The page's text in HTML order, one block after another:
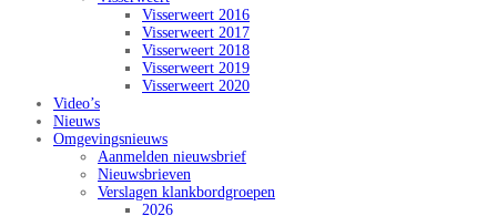
Visserweert 2016
Visserweert 2017
Visserweert 2018
Visserweert 2019
Visserweert 2020
Video’s
Nieuws
Omgevingsnieuws
Aanmelden nieuwsbrief
Nieuwsbrieven
Verslagen klankbordgroepen
2026